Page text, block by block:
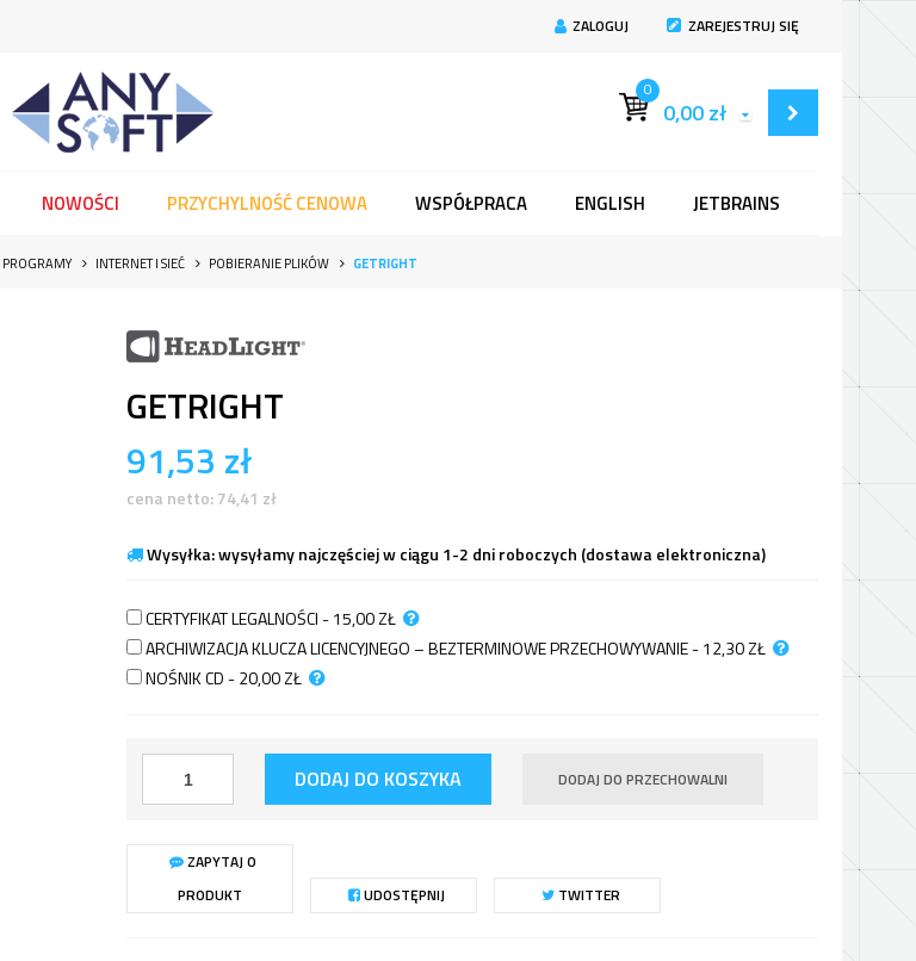
ZALOGUJ ZAREJESTRUJ SIĘ
0
0,00zł
NOWOŚCI PRZYCHYLNOŚĆ CENOWA WSPÓŁPRACA ENGLISH JETBRAINS
PROGRAMY INTERNET I SIEĆ POBIERANIE PLIKÓW GETRIGHT
GETRIGHT
91,53 zł
cena netto:74,41 zł
Wysyłka: wysyłamy najczęściej w ciągu 1-2 dni roboczych (dostawa elektroniczna)
CERTYFIKAT LEGALNOŚCI - 15,00ZŁ
ARCHIWIZACJA KLUCZA LICENCYJNEGO – BEZTERMINOWE PRZECHOWYWANIE - 12,30ZŁ
NOŚNIK CD - 20,00ZŁ
DODAJ DO KOSZYKA DODAJ DO PRZECHOWALNI
ZAPYTAJ O
PRODUKT
UDOSTĘPNIJ TWITTER